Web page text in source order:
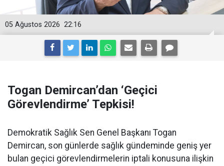
22:16
05 Ağustos 2026
Togan Demircan’dan ‘Geçici
Görevlendirme’ Tepkisi!
Demokratik Sağlık Sen Genel Başkanı Togan
Demircan, son günlerde sağlık gündeminde geniş yer
bulan geçici görevlendirmelerin iptali konusuna ilişkin